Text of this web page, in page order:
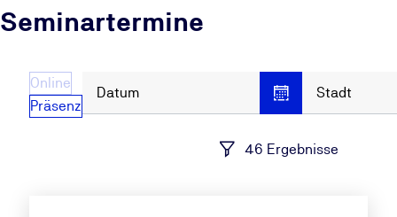
Seminartermine
Online
Präsenz
Datum Stadt
46 Ergebnisse